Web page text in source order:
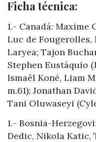
Ficha técnica:
1.- Canadá: Maxime
Luc de Fougerolles,
Laryea; Tajon
Stephen Eustáquio
Ismaël Koné, Liam
m.61); Jonathan
Tani Oluwaseyi
1.- Bosnia-
Dedic, Nikola Katic,